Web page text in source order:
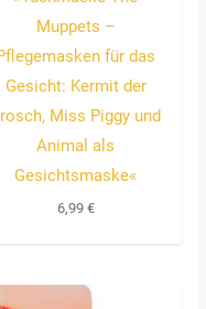
Muppets –
für das
Gesicht: Kermit der
Miss Piggy und
Animal als
Gesichtsmaske«
6,99 €